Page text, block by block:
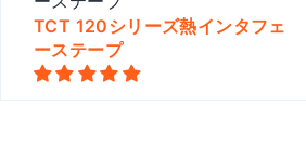
TCT 120シリーズ熱インタフェ
ーステープ